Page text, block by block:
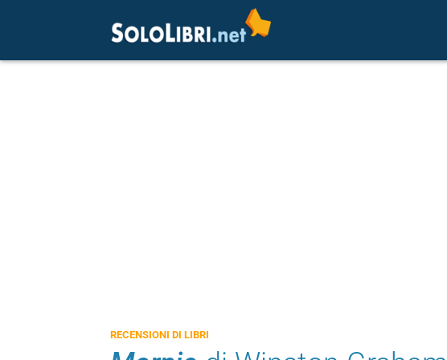
RECENSIONI DI LIBRI